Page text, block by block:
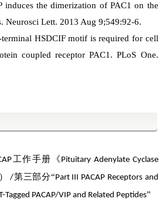
induces the dimerization of PAC1 on the
Neurosci Lett. 2013 Aug 9;549:92-6.
HSDCIF motif is required for cell
coupled receptor PAC1. PLoS One.
工作手册《 Pituitary Adenylate Cyclase
） /第三部分“Part III PACAP Receptors and
PACAP/VIP and Related Peptides”